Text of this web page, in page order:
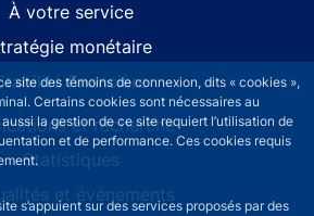
site des témoins de connexion, dits « cookies »,
Certains cookies sont nécessaires au
la gestion de ce site requiert l’utilisation de
et de performance. Ces cookies requis
s’appuient sur des services proposés par des
À votre service
monétaire
financière
et recherche
Statistiques
et événements